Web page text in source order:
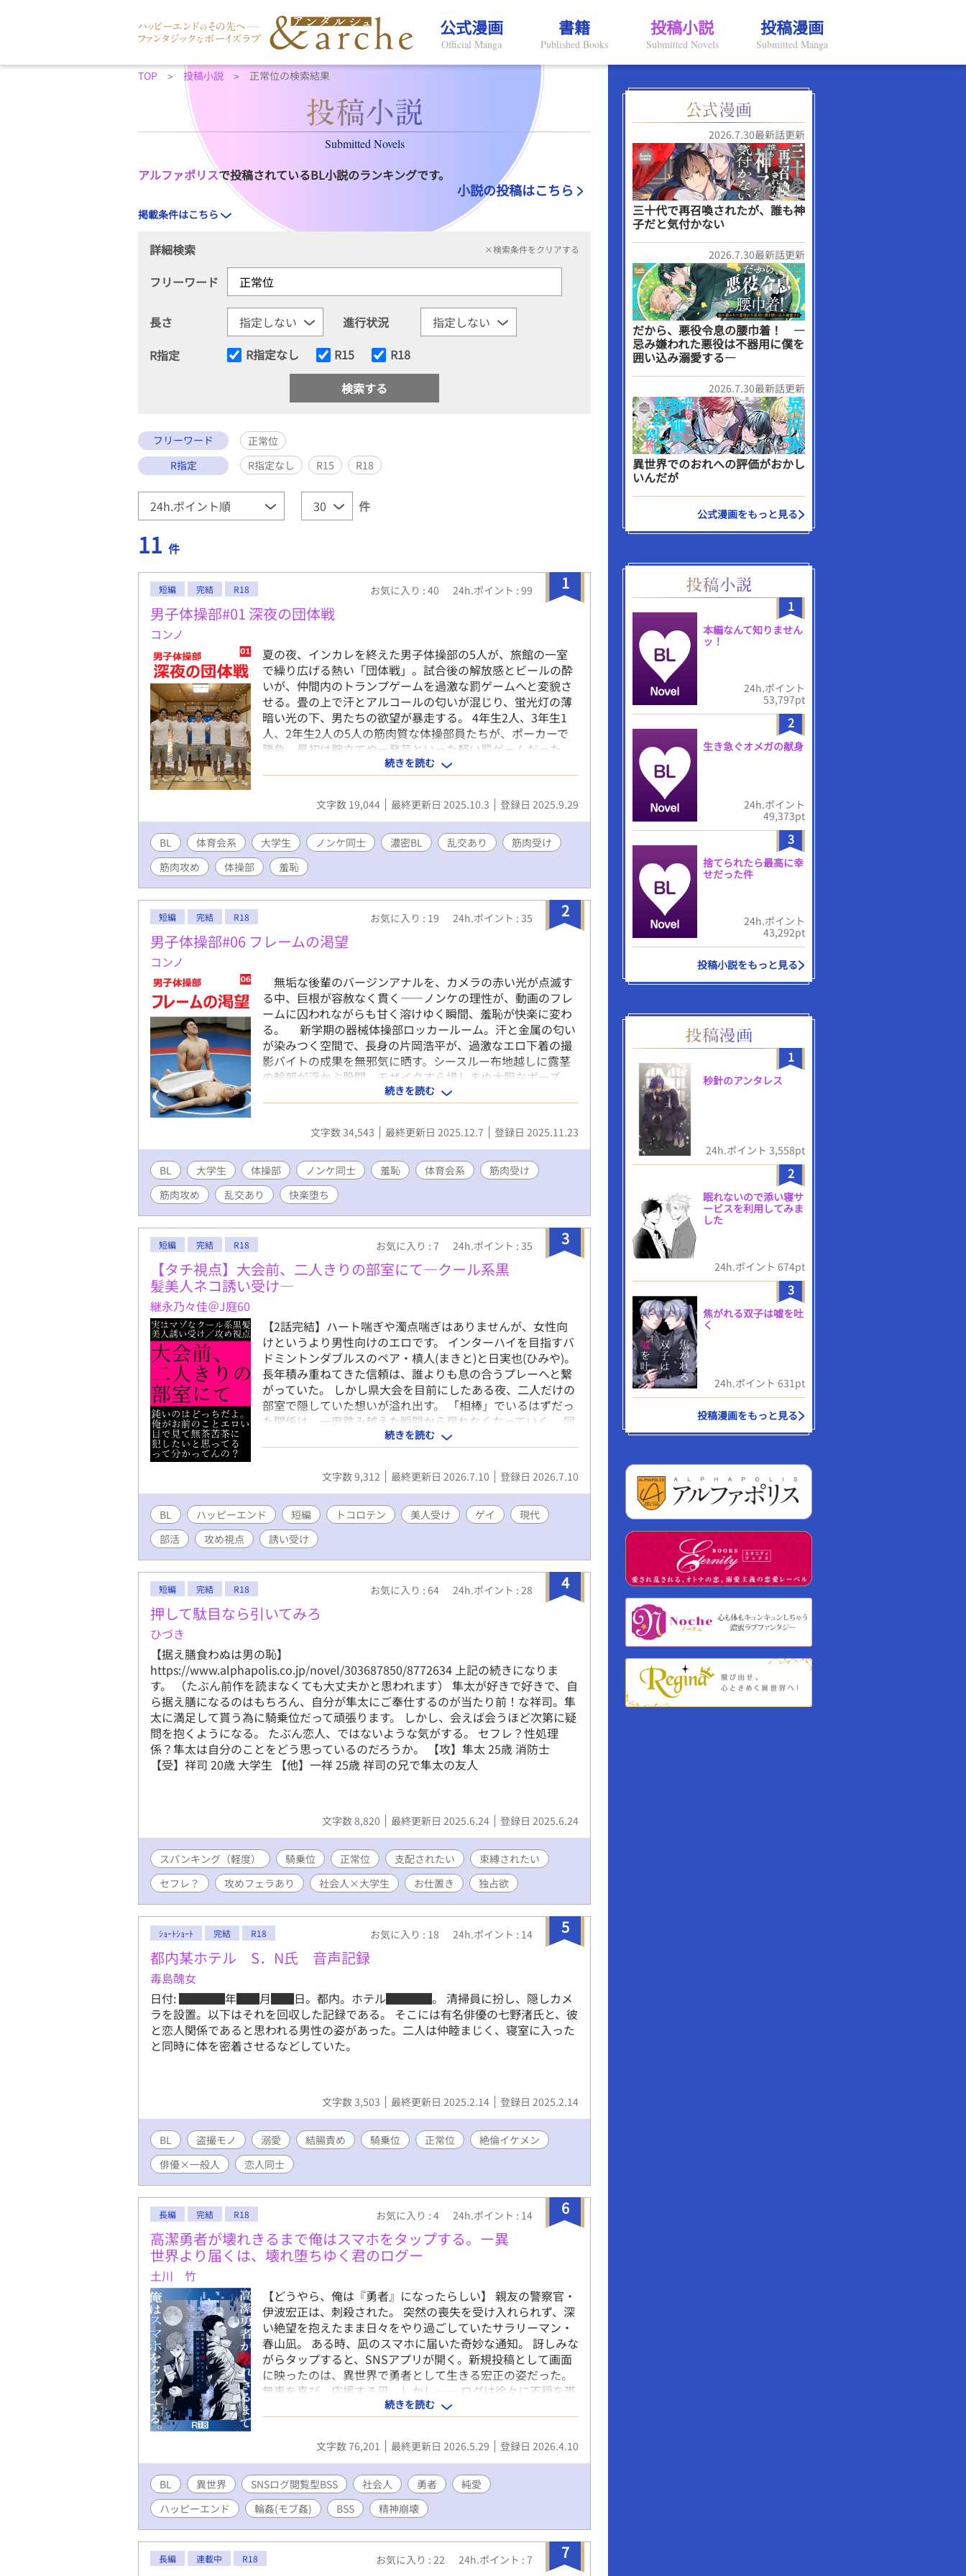
公式漫画
Official Manga
書籍
Published Books
投稿小説
Submitted Novels
投稿漫画
Submitted Manga
TOP 投稿小説 正常位の検索結果
Submitted Novels
アルファポリスで投稿されているBL小説のランキングです。
小説の投稿はこちら
掲載条件はこちら
詳細検索 ×検索条件をクリアする
フリーワード
長さ
進行状況
R指定
R指定なし R15 R18
フリーワード
正常位
R指定
R指定なし R15 R18
件
11 件
1
短編 完結 R18 お気に入り : 40 24h.ポイント : 99
男子体操部#01 深夜の団体戦
コンノ
夏の夜、インカレを終えた男子体操部の5人が、旅館の一室
で繰り広げる熱い「団体戦」。試合後の解放感とビールの酔
いが、仲間内のトランプゲームを過激な罰ゲームへと変貌さ
せる。畳の上で汗とアルコールの匂いが混じり、蛍光灯の薄
暗い光の下、男たちの欲望が暴走する。 4年生2人、3年生1
人、2年生2人の5人の筋肉質な体操部員たちが、ポーカーで
勝負。最初は腕立てや一発芸といった軽い罰ゲームだった
が、ビールの空き缶が増えるにつれ、賭けは「10秒キス」
「乳首舐め」とエスカレート。仲間たちの野次とスマホでの
撮影が、羞恥と興奮を煽る。ついには「最下位がトップに犯
される」という罰ゲームが登場。筋肉質な体が汗で光り、喘
ク、騎乗位と続き、視線とカメラに晒されながら、ノンケの
彼らが快楽に溺れていく。行為の合間に交わされる軽口や、
仲間同士の信頼感が、過激な場面に奇妙な親密さを添える。
汗ばんだ肌、筋肉の収縮、脈打つ陰茎の描写が、読者を物語
の熱気の中に引き込む。男同士の絆と欲望が交錯する中、羞
恥に顔を赤らめながらも快感に抗えない5人のオスの姿。青
春の熱気と背徳感が交錯する一夜を、仲間たちの汗と喘ぎ声
とともに描きあげる。この狂気の一夜に、どこまで浸れる
続きを読む
文字数 19,044 最終更新日 2025.10.3 登録日 2025.9.29
BL 体育会系 大学生 ノンケ同士 濃密BL 乱交あり
筋肉受け
筋肉攻め
体操部 羞恥
2
短編 完結 R18 お気に入り : 19 24h.ポイント : 35
男子体操部#06 フレームの渇望
コンノ
無垢な後輩のバージンアナルを、カメラの赤い光が点滅す
る中、巨根が容赦なく貫く――ノンケの理性が、動画のフレ
ームに囚われながらも甘く溶けゆく瞬間、羞恥が快楽に変わ
る。 新学期の器械体操部ロッカールーム。汗と金属の匂い
が染みつく空間で、長身の片岡浩平が、過激なエロ下着の撮
影バイトの成果を無邪気に晒す。シースルー布地越しに露茎
の輪郭が浮かぶ股間、モザイクすら惜しまぬ大胆なポーズ
に、後輩たちの視線が熱く絡む。だが、それは序曲に過ぎな
い。大学院進学資金の獲得を狙う片岡に、アダルト動画のオ
ファーが舞い込む。ノンケ同士のガチ絡み、タチ役の先輩が
未経験の後輩を開発するシナリオ――金欠の恥ずかしがり
「男相手じゃ勃たない…」と抵抗する藤政の短パン股間が、
しかし好奇心の疼きにわずかに膨らむ。高瀬恒征の企みで、
真邊佑司と坂口太河が即席のデモンストレーションを強いら
れる。日焼けした坂口の尻肉を割り開き、佑司の仮性包茎が
ぬめりを塗り広げて沈む感触――坂口の甘い喘ぎが部屋に響
き、藤政の理性が揺らぐ。高瀬の指が布地越しに触れ、膨ら
みを優しく揉みしだく。部内の体育会系ノリが、背徳の熱気
を加速させる。このデモが、藤政の心に渇望の種を植え付け
る。 数日後、雑居ビル内の撮影スタジオ。照明の白熱が肌
タビューでぎこちなく笑う二人、キスで舌が絡みつくぬめ
り、乳首を甘噛みするざらつき――前戯の波が藤政の抵抗を
少しずつ溶かす。片岡の18cm巨根が、バージンアナルの入口
をゆっくり押し広げていく。正常位で前立腺を抉る感触が痛
みを快楽に変える瞬間を、カメラがクローズアップで捉え
る。バックで尻肉を波打たせ、騎乗位で自ら腰を沈める藤政
の表情が、恍惚を湛える。繰り返される寸止めに耐えかねた
懇願の声が、スタジオの空気を震わせる。ついに、片岡の巨
が内壁を満たす――この瞬間、動画のフレームが二人の運命
を永遠に封じ込める。 撮影の余韻が冷めやらぬ中、スタジ
オからの帰路で二人の視線が絡み合い、薄暗い駐車場で新た
な衝動が爆発する。部室への帰還がさらなる連鎖を呼び起こ
し、シャワールームの湯気の中で部員たちの肉体が溶け合う
気配が、渇望をさらに膨張させる。フレームの外側で、欲の
上の読者に限定） 【「男子体操部シリーズ」の第6作です。
これまでの５作を先に読んでいただけると、なお一層お楽し
みいただけます！】
続きを読む
文字数 34,543 最終更新日 2025.12.7 登録日 2025.11.23
BL 大学生 体操部 ノンケ同士 羞恥 体育会系
筋肉受け
筋肉攻め
乱交あり 快楽堕ち
3
短編 完結 R18 お気に入り : 7 24h.ポイント : 35
【タチ視点】大会前、二人きりの部室にて―クール系黒
髪美人ネコ誘い受け―
継永乃々佳＠J庭60
【2話完結】ハート喘ぎや濁点喘ぎはありませんが、女性向
けというより男性向けのエロです。 インターハイを目指すバ
ドミントンダブルスのペア・槙人(まきと)と日実也(ひみや)。
長年積み重ねてきた信頼は、誰よりも息の合うプレーへと繋
がっていた。 しかし県大会を目前にしたある夜、二人だけの
部室で隠していた想いが溢れ出す。 「相棒」でいるはずだっ
た関係は、一度踏み越えた瞬間から戻れなくなっていく。 同
級生ダブルス、攻め視点、美人マゾ受け。 フェラ、精飲、正
常位、後背位、中出し。 --- ※コミッションサイトにて「BL
官能小説」としてご依頼いただき執筆したものとなります。
エロメイン、自分勝手に自分の快楽を追う攻めと、それに対
ので、そのような流れとなっております。 原案：トード様
続きを読む
文字数 9,312 最終更新日 2026.7.10 登録日 2026.7.10
BL ハッピーエンド 短編 トコロテン 美人受け ゲイ
現代
部活
攻め視点 誘い受け
4
短編 完結 R18 お気に入り : 64 24h.ポイント : 28
押して駄目なら引いてみろ
ひづき
【据え膳食わぬは男の恥】
https://www.alphapolis.co.jp/novel/303687850/8772634 上記の続きになりま
す。 （たぶん前作を読まなくても大丈夫かと思われます） 隼太が好きで好きで、自
ら据え膳になるのはもちろん、自分が隼太にご奉仕するのが当たり前！な祥司。隼
太に満足して貰う為に騎乗位だって頑張ります。 しかし、会えば会うほど次第に疑
問を抱くようになる。 たぶん恋人、ではないような気がする。 セフレ？性処理
係？隼太は自分のことをどう思っているのだろうか。 【攻】隼太 25歳 消防士
【受】祥司 20歳 大学生 【他】一祥 25歳 祥司の兄で隼太の友人
文字数 8,820 最終更新日 2025.6.24 登録日 2025.6.24
スパンキング（軽度） 騎乗位 正常位 支配されたい
束縛されたい
セフレ？
攻めフェラあり 社会人×大学生 お仕置き 独占欲
5
ｼｮｰﾄｼｮｰﾄ 完結 R18 お気に入り : 18 24h.ポイント : 14
都内某ホテル S．N氏 音声記録
毒島醜女
日付: ████年██月██日。都内。ホテル████。 清掃員に扮し、隠しカメ
ラを設置。以下はそれを回収した記録である。 そこには有名俳優の七野渚氏と、彼
と恋人関係であると思われる男性の姿があった。二人は仲睦まじく、寝室に入った
と同時に体を密着させるなどしていた。
文字数 3,503 最終更新日 2025.2.14 登録日 2025.2.14
BL 盗撮モノ 溺愛 結腸責め 騎乗位 正常位
絶倫イケメン
俳優×一般人
恋人同士
6
長編 完結 R18 お気に入り : 4 24h.ポイント : 14
高潔勇者が壊れきるまで俺はスマホをタップする。ー異
世界より届くは、壊れ堕ちゆく君のログー
土川 竹
【どうやら、俺は『勇者』になったらしい】 親友の警察官・
伊波宏正は、刺殺された。 突然の喪失を受け入れられず、深
い絶望を抱えたまま日々をやり過ごしていたサラリーマン・
春山凪。 ある時、凪のスマホに届いた奇妙な通知。 訝しみな
がらタップすると、SNSアプリが開く。新規投稿として画面
に映ったのは、異世界で勇者として生きる宏正の姿だった。
無事を喜び、応援する凪。しかし—— ログは徐々に不穏を帯
び、タップするたびに『勇者』は壊れていく。 凪の同期・鈴
木湊と、宏正の従者・グレン。ディスプレイに隔てられた四
人の想いは、交わらない。 喪失と、それでも続く生を描いた
現代×異世界ダークファンタジーBL。 ※一部性描写を含むた
る性行為・自死未遂が含まれます。 《連載版＋書き下ろし＝
完全版、本日発売開始！》 定価1,540円 → セール価格1,232
円（20%OFF・06/04 23:59まで） DLsite：
https://dlsharing.com/bl-
touch/work/=/product_id/RJ01625971.html 【収録内容(◇:
完全版限定)】 ・凪ルート「1周目」(性描写薄め/約70000字)
続きを読む
文字数 76,201 最終更新日 2026.5.29 登録日 2026.4.10
BL 異世界 SNSログ閲覧型BSS 社会人 勇者
純愛
ハッピーエンド
輪姦(モブ姦) BSS 精神崩壊
7
長編 連載中 R18 お気に入り : 22 24h.ポイント : 7
2026.7.30最新話更新
三十代で再召喚されたが、誰も神
子だと気付かない
2026.7.30最新話更新
だから、悪役令息の腰巾着！ ―
忌み嫌われた悪役は不器用に僕を
囲い込み溺愛する―
2026.7.30最新話更新
異世界でのおれへの評価がおかし
いんだが
公式漫画をもっと見る
1
本編なんて知りません
ッ！
24h.ポイント
53,797pt
2
生き急ぐオメガの献身
24h.ポイント
49,373pt
3
捨てられたら最高に幸
せだった件
24h.ポイント
43,292pt
投稿小説をもっと見る
1
秒針のアンタレス
24h.ポイント 3,558pt
2
眠れないので添い寝サ
ービスを利用してみま
した
24h.ポイント 674pt
3
焦がれる双子は嘘を吐
く
24h.ポイント 631pt
投稿漫画をもっと見る